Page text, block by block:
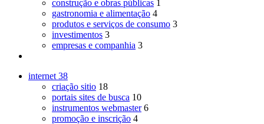
construção e obras públicas 1
gastronomia e alimentação 4
produtos e serviços de consumo 3
investimentos 3
empresas e companhia 3
internet 38
criação sitio 18
portais sites de busca 10
instrumentos webmaster 6
promoção e inscrição 4